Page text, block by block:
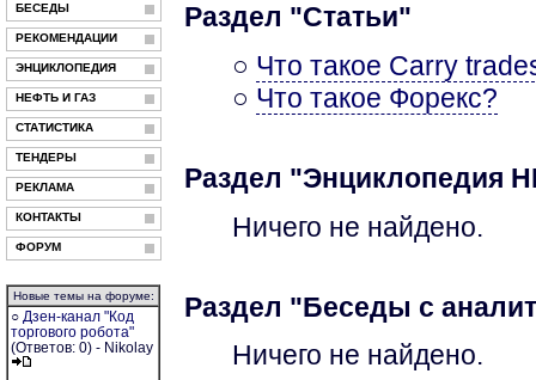
БЕСЕДЫ
РЕКОМЕНДАЦИИ
ЭНЦИКЛОПЕДИЯ
НЕФТЬ И ГАЗ
СТАТИСТИКА
ТЕНДЕРЫ
РЕКЛАМА
КОНТАКТЫ
ФОРУМ
Новые темы на форуме:
○ Дзен-канал "Код
торгового робота"
(Ответов: 0) - Nikolay
Раздел "Статьи"
○ Что такое Carry
○ Что такое Форекс?
Раздел "Энциклопедия
Ничего не найдено.
Раздел "Беседы с
Ничего не найдено.